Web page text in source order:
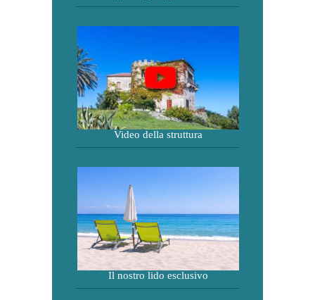
Video della struttura
Il nostro lido esclusivo